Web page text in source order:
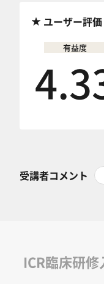
ユーザー評価
有益度
受講者コメント
ICR臨床研